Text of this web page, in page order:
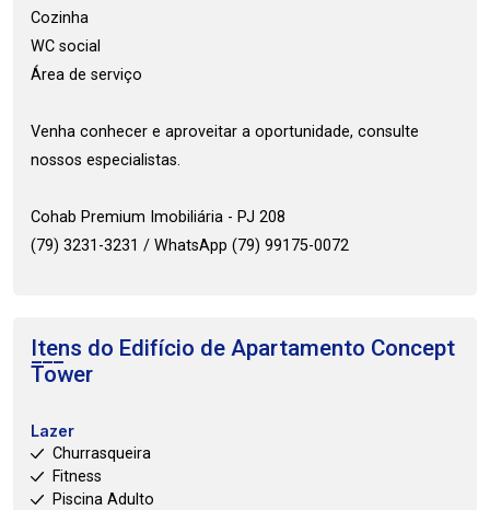
Cozinha
WC social
Área de serviço
Venha conhecer e aproveitar a oportunidade, consulte
nossos especialistas.
Cohab Premium Imobiliária - PJ 208
(79) 3231-3231 / WhatsApp (79) 99175-0072
Itens do Edifício de Apartamento Concept
Tower
Lazer
Churrasqueira
Fitness
Piscina Adulto